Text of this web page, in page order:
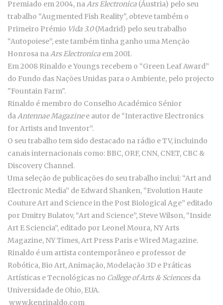
Premiado em 2004, naArs Electronica (Áustria) pelo seu
trabalho “Augmented Fish Reality", obteve também o
Primeiro Prémio Vida 3.0(Madrid) pelo seu trabalho
“Autopoiese”, este também tinha ganho uma Menção
Honrosa naArs Electronica em 2001.
Em 2008 Rinaldo e Youngs recebem o “Green Leaf Award”
do Fundo das Nações Unidas para o Ambiente, pelo projecto
"Fountain Farm".
Rinaldo é membro do Conselho Académico Sénior
daAntennae Magazinee autor de “Interactive Electronics
for Artists and Inventor”.
O seu trabalho tem sido destacado na rádio e TV, incluindo
canais internacionais como: BBC, ORF, CNN, CNET, CBC &
Discovery Channel.
Uma seleção de publicações do seu trabalho inclui: “Art and
Electronic Media” de Edward Shanken, “Evolution Haute
Couture Art and Science in the Post Biological Age” editado
por Dmitry Bulatov, “Art and Science”, Steve Wilson, “Inside
Art E Sciencia”, editado por Leonel Moura, NY Arts
Magazine, NY Times, Art Press Paris e Wired Magazine.
Rinaldo é um artista contemporâneo e professor de
Robótica, Bio Art, Animação, Modelação 3D e Práticas
Artísticas e Tecnológicas no College of Arts & Sciencesda
Universidade de Ohio, EUA.
www.kenrinaldo.com